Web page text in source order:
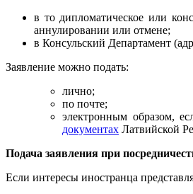
в то дипломатическое или
аннулировании или отмене;
в Консульский Департамент
Заявление можно подать:
лично;
по почте;
электронным образом,
документах Латвийской
Подача заявления при
Если интересы иностранца